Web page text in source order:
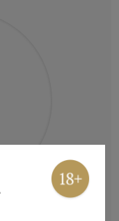
за Верону
Регистрация